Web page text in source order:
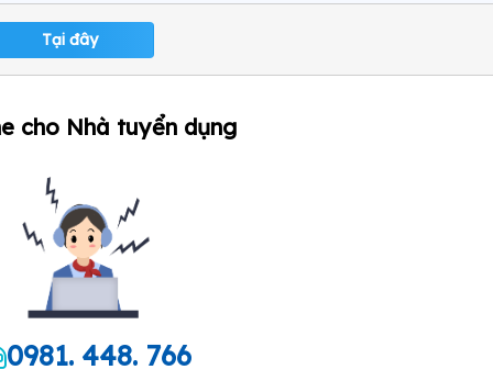
Tại đây
cho Nhà tuyển dụng
0981. 448. 766